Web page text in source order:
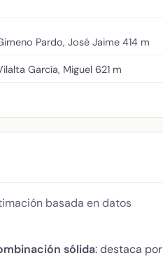
Pardo, José Jaime 414 m
García, Miguel 621 m
basada en datos
sólida: destaca por